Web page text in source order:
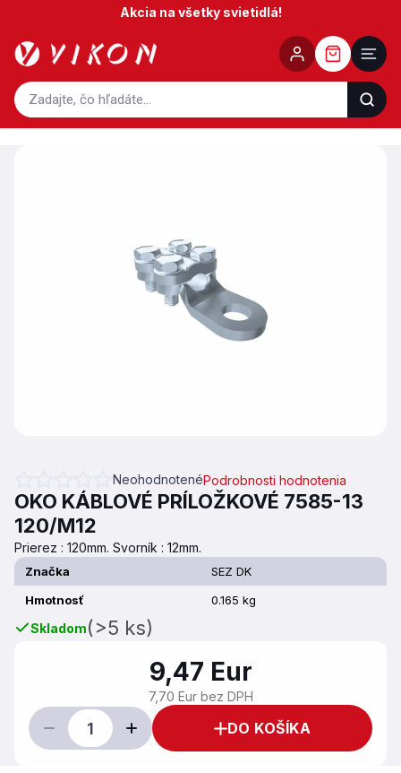
obsah
Akcia na všetky svietidlá!
Priemerné hodnotenie produktu je 0,0 z 5 hviezdičiek.
NeohodnotenéPodrobnosti hodnotenia
OKO KÁBLOVÉ PRÍLOŽKOVÉ 7585-13
120/M12
Prierez : 120mm. Svorník : 12mm.
Značka
SEZ DK
Hmotnosť
0.165 kg
Skladom(>5 ks)
9,47 Eur
7,70 Eur bez DPH
DO KOŠÍKA